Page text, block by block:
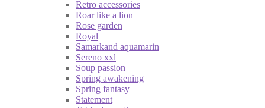
Retro accessories
Roar like a lion
Rose garden
Royal
Samarkand aquamarin
Sereno xxl
Soup passion
Spring awakening
Spring fantasy
Statement